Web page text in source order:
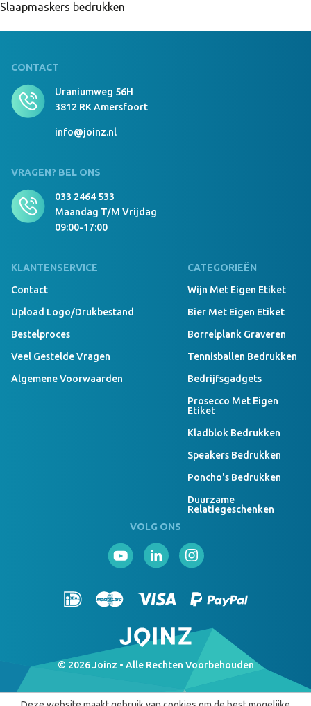
Slaapmaskers bedrukken
CONTACT
Uraniumweg 56H
3812 RK Amersfoort
info@joinz.nl
VRAGEN? BEL ONS
033 2464 533
Maandag T/m Vrijdag
09:00-17:00
KLANTENSERVICE
Contact
Upload Logo/drukbestand
Bestelproces
Veel Gestelde Vragen
Algemene Voorwaarden
CATEGORIEËN
Wijn Met Eigen Etiket
Bier Met Eigen Etiket
Borrelplank Graveren
Tennisballen Bedrukken
Bedrijfsgadgets
Prosecco Met Eigen
Etiket
Kladblok Bedrukken
Speakers Bedrukken
Poncho's Bedrukken
Duurzame
Relatiegeschenken
VOLG ONS
© 2026 Joinz • Alle Rechten Voorbehouden